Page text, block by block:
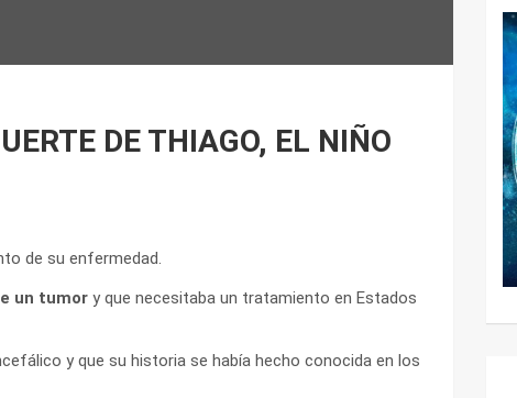
DE THIAGO, EL NIÑO
de su enfermedad.
un tumor y que necesitaba un tratamiento en Estados
y que su historia se había hecho conocida en los